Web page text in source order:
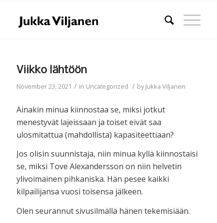
Viikko lähtöön
November 23, 2021 / in Uncategorized / byJukka Viljanen
Ainakin minua kiinnostaa se, miksi jotkut
menestyvät lajeissaan ja toiset eivät saa
ulosmitattua (mahdollista) kapasiteettiaan?
Jos olisin suunnistaja, niin minua kyllä kiinnostaisi
se, miksi Tove Alexandersson on niin helvetin
ylivoimainen pihkaniska. Hän pesee kaikki
kilpailijansa vuosi toisensa jälkeen.
Olen seurannut sivusilmällä hänen tekemisiään.